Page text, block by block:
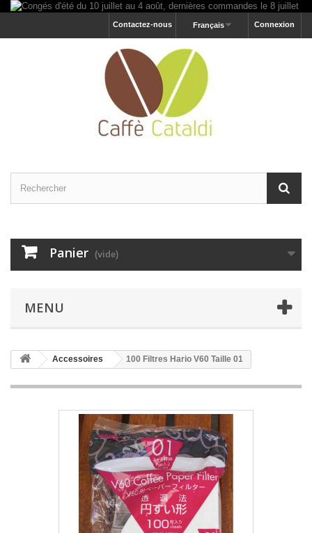
Connexion
Français
Contactez-nous
Panier (vide)
MENU
Accessoires 100 Filtres Hario V60 Taille 01